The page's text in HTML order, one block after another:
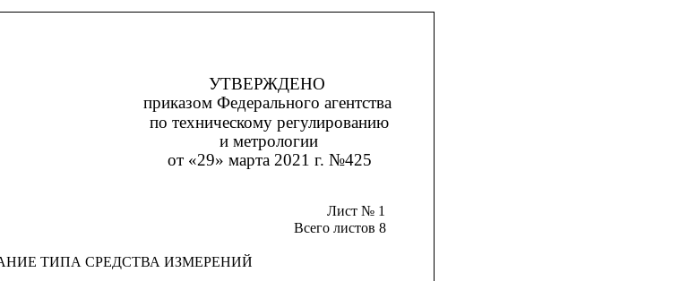
УТВЕРЖДЕНО
приказом Федерального агентства
по техническому регулированию
и метрологии
от «29» марта 2021 г. №425
Лист № 1
Всего листов 8
ТИПА СРЕДСТВА ИЗМЕРЕНИЙ